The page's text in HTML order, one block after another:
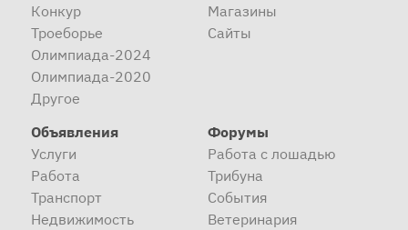
Конкур
Троеборье
Олимпиада-2024
Олимпиада-2020
Другое
Магазины
Сайты
Объявления
Услуги
Работа
Транспорт
Недвижимость
Форумы
Работа с лошадью
Трибуна
События
Ветеринария